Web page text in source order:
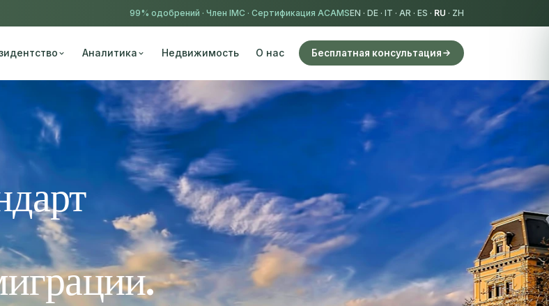
99% одобрений · Член IMC · Сертификация ACAMSEN · DE · IT · AR · ES · RU · ZH
Аналитика Недвижимость О нас Бесплатная консультация